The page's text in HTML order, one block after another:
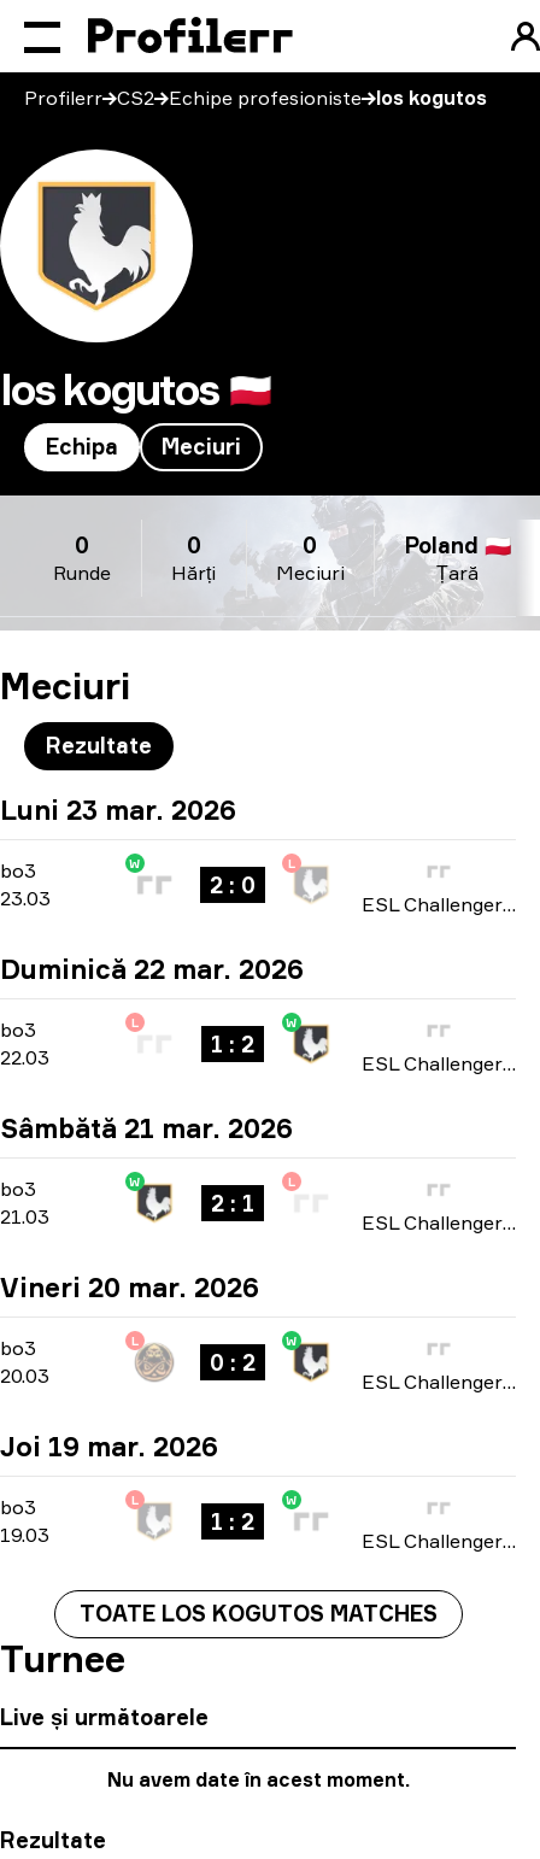
Profilerr CS2 Echipe profesioniste los kogutos
los kogutos 🇵🇱
Echipa Meciuri
Runde
0
Hărți
0
Meciuri
0
Țară
Poland 🇵🇱
Meciuri
Rezultate
Luni 23 mar. 2026
bo3 -bo3
23.03
W
2 : 0
L
ESL Challenger League: Europe Cup #2 season 51 2026
Duminică 22 mar. 2026
bo3 -bo3
22.03
L
1 : 2
W
ESL Challenger League: Europe Cup #2 season 51 2026
Sâmbătă 21 mar. 2026
bo3 -bo3
21.03
W
2 : 1
L
ESL Challenger League: Europe Cup #2 season 51 2026
Vineri 20 mar. 2026
bo3 -bo3
20.03
L
0 : 2
W
ESL Challenger League: Europe Cup #2 season 51 2026
Joi 19 mar. 2026
bo3 -bo3
19.03
L
1 : 2
W
ESL Challenger League: Europe Cup #2 season 51 2026
TOATE LOS KOGUTOS MATCHES
Turnee
Live și următoarele
Nu avem date în acest moment.
Rezultate